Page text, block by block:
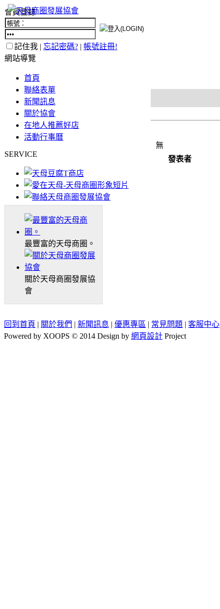
會員登錄
記住我 | 忘記密碼? | 帳號註冊!
網站導覽
首頁
聯絡表單
新聞訊息
關於協會
在地人推薦好店
活動行事曆
SERVICE
最豐富的天母商圈。
關於天母商圈發展協
會
無
發表者
回到首頁 | 關於我們 | 新聞訊息 | 優惠專區 | 常見問題 | 客服中心
Powered by XOOPS © 2014 Design by 網頁設計 Project